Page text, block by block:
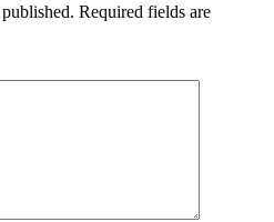
Required fields are